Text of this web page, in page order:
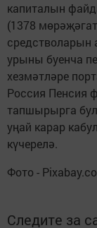
капиталын
(1378
урыны буенча
хезмәтләре
Россия Пенсия
тапшырырга
уңай карар
күчерелә.
Фото -
Следите за